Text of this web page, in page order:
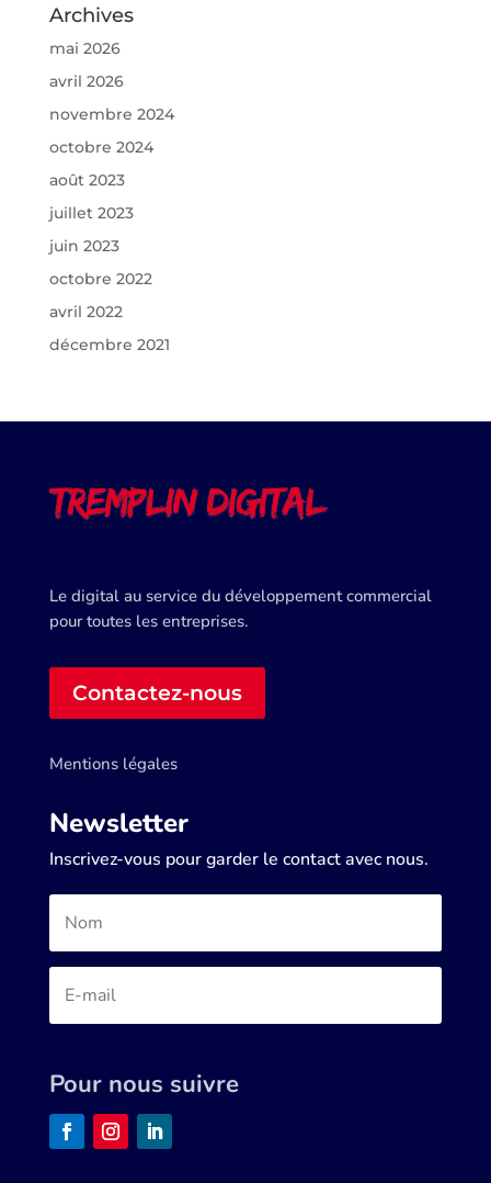
Archives
mai 2026
avril 2026
novembre 2024
octobre 2024
août 2023
juillet 2023
juin 2023
octobre 2022
avril 2022
décembre 2021
Le digital au service du développement commercial
pour toutes les entreprises.
Contactez-nous
Mentions légales
Newsletter
Inscrivez-vous pour garder le contact avec nous.
Pour nous suivre